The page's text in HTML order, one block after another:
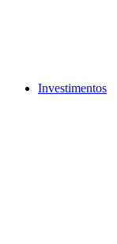
Investimentos